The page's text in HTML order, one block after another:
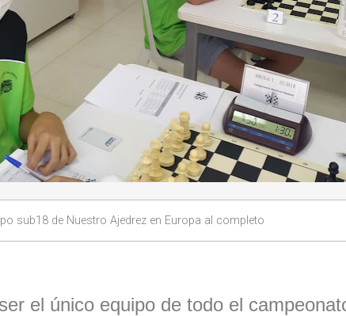
sub18 de Nuestro Ajedrez en Europa al completo
el único equipo de todo el